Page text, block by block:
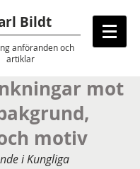
Bildt
anförandenoch
artiklar
mot
motiv
i Kungliga